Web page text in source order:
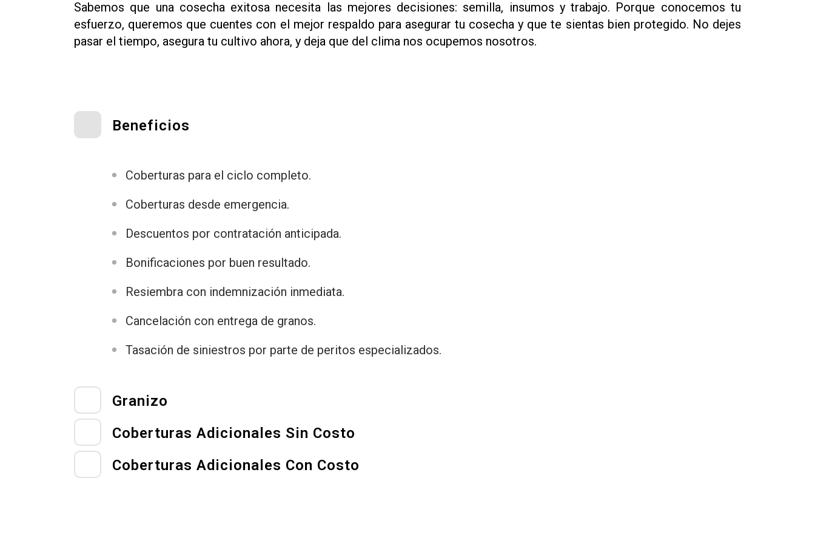
Sabemos que una cosecha exitosa necesita las mejores decisiones: semilla, insumos y trabajo. Porque conocemos tu
esfuerzo, queremos que cuentes con el mejor respaldo para asegurar tu cosecha y que te sientas bien protegido. No dejes
pasar el tiempo, asegura tu cultivo ahora, y deja que del clima nos ocupemos nosotros.
Beneficios
Coberturas para el ciclo completo.
Coberturas desde emergencia.
Descuentos por contratación anticipada.
Bonificaciones por buen resultado.
Resiembra con indemnización inmediata.
Cancelación con entrega de granos.
Tasación de siniestros por parte de peritos especializados.
Granizo
Coberturas Adicionales Sin Costo
Coberturas Adicionales Con Costo